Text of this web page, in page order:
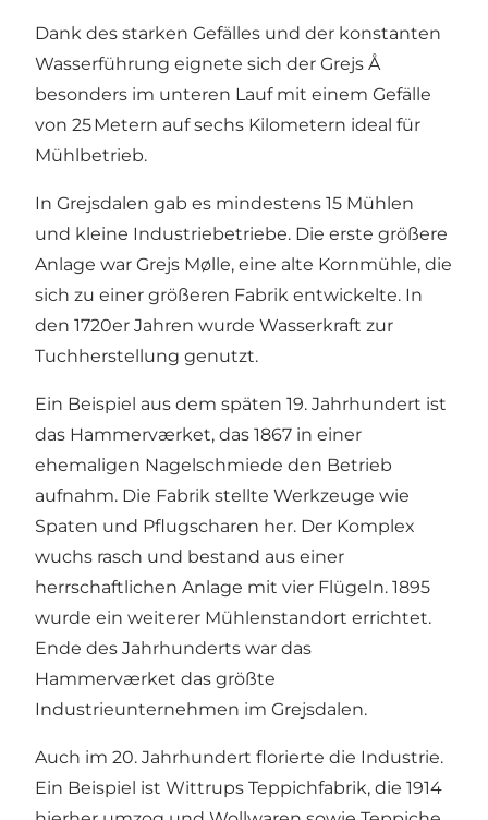
Dank des starken Gefälles und der konstanten
Wasserführung eignete sich der Grejs Å
besonders im unteren Lauf mit einem Gefälle
von 25 Metern auf sechs Kilometern ideal für
Mühlbetrieb.
In Grejsdalen gab es mindestens 15 Mühlen
und kleine Industriebetriebe. Die erste größere
Anlage war Grejs Mølle, eine alte Kornmühle, die
sich zu einer größeren Fabrik entwickelte. In
den 1720er Jahren wurde Wasserkraft zur
Tuchherstellung genutzt.
Ein Beispiel aus dem späten 19. Jahrhundert ist
das Hammerværket, das 1867 in einer
ehemaligen Nagelschmiede den Betrieb
aufnahm. Die Fabrik stellte Werkzeuge wie
Spaten und Pflugscharen her. Der Komplex
wuchs rasch und bestand aus einer
herrschaftlichen Anlage mit vier Flügeln. 1895
wurde ein weiterer Mühlenstandort errichtet.
Ende des Jahrhunderts war das
Hammerværket das größte
Industrieunternehmen im Grejsdalen.
Auch im 20. Jahrhundert florierte die Industrie.
Ein Beispiel ist Wittrups Teppichfabrik, die 1914